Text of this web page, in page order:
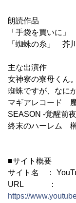
朗読作品
「手袋を買いに
「蜘蛛の糸」 芥
主な出演作
女神寮の寮母く
蜘蛛ですが、な
マギアレコード
SEASON -覚醒
終末のハーレム
■サイト概要
サイト名 ：
URL ：
https://